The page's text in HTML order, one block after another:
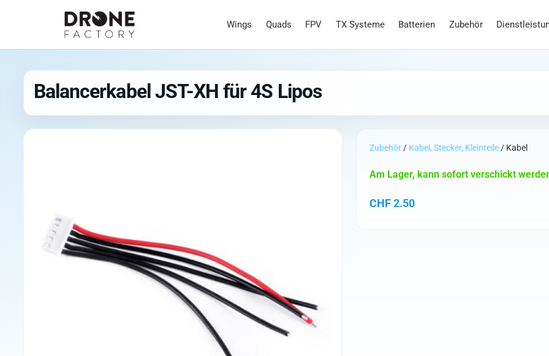
Wings Quads FPV TX Systeme Batterien Zubehör
Balancerkabel JST-XH für 4S Lipos
Zubehör/ Kabel, Stecker, Kleinteile/ Kabel
CHF2.50
Am Lager, kann sofort verschickt